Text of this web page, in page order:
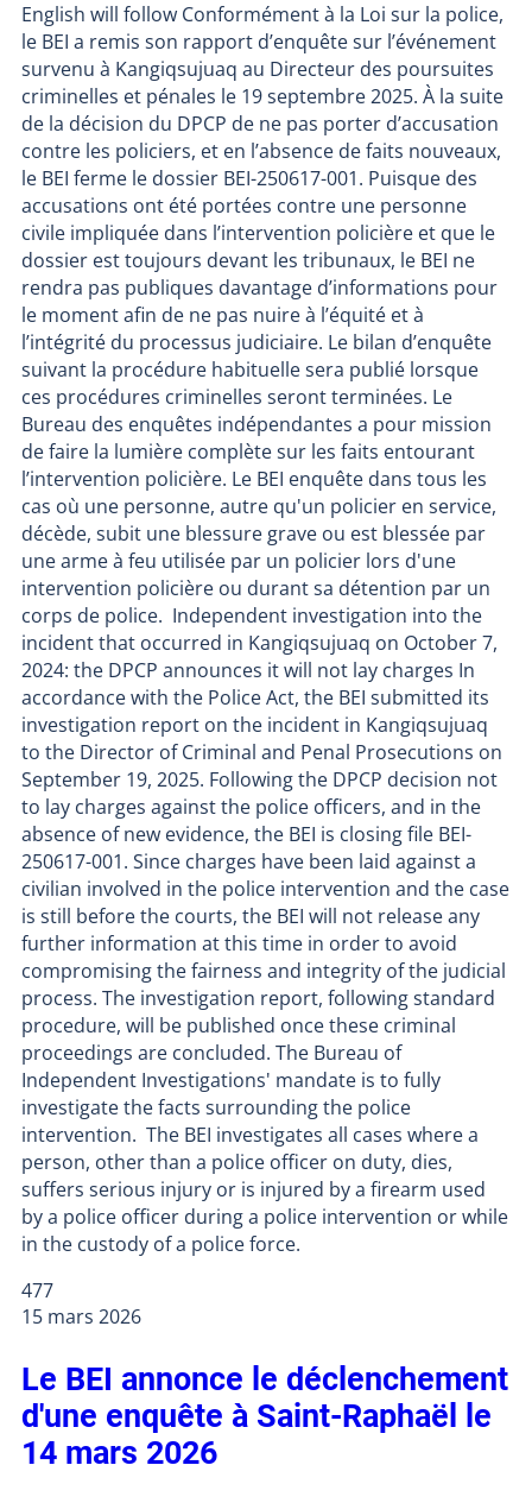
English will follow Conformément à la Loi sur la police,
le BEI a remis son rapport d’enquête sur l’événement
survenu à Kangiqsujuaq au Directeur des poursuites
criminelles et pénales le 19 septembre 2025. À la suite
de la décision du DPCP de ne pas porter d’accusation
contre les policiers, et en l’absence de faits nouveaux,
le BEI ferme le dossier BEI-250617-001. Puisque des
accusations ont été portées contre une personne
civile impliquée dans l’intervention policière et que le
dossier est toujours devant les tribunaux, le BEI ne
rendra pas publiques davantage d’informations pour
le moment afin de ne pas nuire à l’équité et à
l’intégrité du processus judiciaire. Le bilan d’enquête
suivant la procédure habituelle sera publié lorsque
ces procédures criminelles seront terminées. Le
Bureau des enquêtes indépendantes a pour mission
de faire la lumière complète sur les faits entourant
l’intervention policière. Le BEI enquête dans tous les
cas où une personne, autre qu'un policier en service,
décède, subit une blessure grave ou est blessée par
une arme à feu utilisée par un policier lors d'une
intervention policière ou durant sa détention par un
corps de police. Independent investigation into the
incident that occurred in Kangiqsujuaq on October 7,
2024: the DPCP announces it will not lay charges In
accordance with the Police Act, the BEI submitted its
investigation report on the incident in Kangiqsujuaq
to the Director of Criminal and Penal Prosecutions on
September 19, 2025. Following the DPCP decision not
to lay charges against the police officers, and in the
absence of new evidence, the BEI is closing file BEI-
250617-001. Since charges have been laid against a
civilian involved in the police intervention and the case
is still before the courts, the BEI will not release any
further information at this time in order to avoid
compromising the fairness and integrity of the judicial
process. The investigation report, following standard
procedure, will be published once these criminal
proceedings are concluded. The Bureau of
Independent Investigations' mandate is to fully
investigate the facts surrounding the police
intervention. The BEI investigates all cases where a
person, other than a police officer on duty, dies,
suffers serious injury or is injured by a firearm used
by a police officer during a police intervention or while
in the custody of a police force.
477
15 mars 2026
Le BEI annonce le déclenchement
d'une enquête à Saint-Raphaël le
14 mars 2026